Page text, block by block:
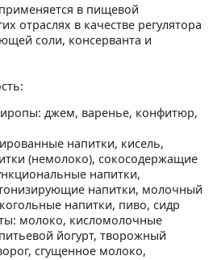
в пищевой
отраслях в качестве регулятора
соли, консерванта и
джем, варенье, конфитюр,
напитки, кисель,
(немолоко), сокосодержащие
напитки,
напитки, молочный
напитки, пиво, сидр
молоко, кисломолочные
йогурт, творожный
сгущенное молоко,